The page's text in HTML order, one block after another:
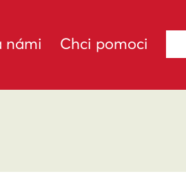
námi Chci pomoci